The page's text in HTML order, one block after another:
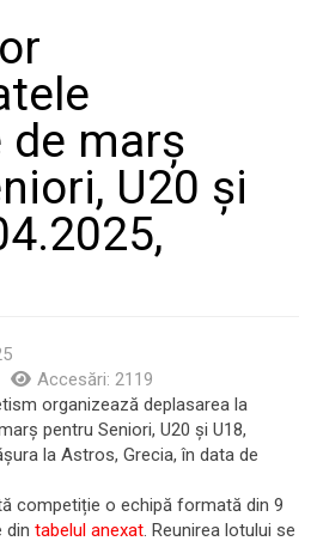
de marş
U20 și
Accesări: 2119
organizează deplasarea la
pentru Seniori, U20 și U18,
la Astros, Grecia, în data de
competiție o echipă formată din 9
din tabelul anexat. Reunirea lotului se